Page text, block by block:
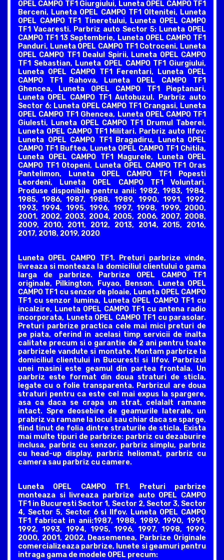
OPEL CAMPO TF1 Giurgiului, Luneta OPEL CAMPO TF1
Berceni, Luneta OPEL CAMPO TF1 Oltenitei, Luneta
OPEL CAMPO TF1 Tineretului, Luneta OPEL CAMPO
TF1 Vacaresti. Parbriz auto Sector 5: Luneta OPEL
CAMPO TF1 13 Septembrie, Luneta OPEL CAMPO TF1
Panduri, Luneta OPEL CAMPO TF1 Cotroceni, Luneta
OPEL CAMPO TF1 Dealul Spirii, Luneta OPEL CAMPO
TF1 Sebastian, Luneta OPEL CAMPO TF1 Giurgiului,
Luneta OPEL CAMPO TF1 Ferentari, Luneta OPEL
CAMPO TF1 Rahova, Luneta OPEL CAMPO TF1
Ghencea, Luneta OPEL CAMPO TF1 Pieptanari,
Luneta OPEL CAMPO TF1 Autobuzul. Parbriz auto
Sector 6: Luneta OPEL CAMPO TF1 Crangasi, Luneta
OPEL CAMPO TF1 Ghencea, Luneta OPEL CAMPO TF1
Giulesti, Luneta OPEL CAMPO TF1 Drumul Taberei,
Luneta OPEL CAMPO TF1 Militari. Parbriz auto Ilfov:
Luneta OPEL CAMPO TF1 Bragadiru, Luneta OPEL
CAMPO TF1 Buftea, Luneta OPEL CAMPO TF1 Chitila,
Luneta OPEL CAMPO TF1 Magurele, Luneta OPEL
CAMPO TF1 Otopeni, Luneta OPEL CAMPO TF1 Oras
Pantelimon, Luneta OPEL CAMPO TF1 Popesti
Leordeni, Luneta OPEL CAMPO TF1 Voluntari.
Produse disponibile pentru anii: 1982, 1983, 1984,
1985, 1986, 1987, 1988, 1989, 1990, 1991, 1992,
1993, 1994, 1995, 1996, 1997, 1998, 1999, 2000,
2001, 2002, 2003, 2004, 2005, 2006, 2007, 2008,
2009, 2010, 2011, 2012, 2013, 2014, 2015, 2016,
2017, 2018, 2019, 2020
Luneta OPEL CAMPO TF1. Preturi parbrize vinde,
livreaza si monteaza la domiciliul clientului o gama
larga de parbrize. Parbrize OPEL CAMPO TF1
originale, Pilkington, Fuyao, Benson. Luneta OPEL
CAMPO TF1 cu senzor de ploaie, Luneta OPEL CAMPO
TF1 cu senzor lumina, Luneta OPEL CAMPO TF1 cu
incalzire, Luneta OPEL CAMPO TF1 cu antena radio
incorporata, Luneta OPEL CAMPO TF1 cu parasolar.
Preturi parbrize practica cele mai mici preturi de
pe piata, oferind in acelasi timp servicii de inalta
calitate precum si o garantie de 2 ani pentru toate
parbrizele vandute si montate. Montam parbrize la
domiciliul clientului in Bucuresti si Ilfov. Parbrizul
unei masini este geamul din partea frontala. Un
parbriz este format din doua straturi de sticla,
legate cu o folie transparenta. Parbrizul are doua
straturi pentru ca este cel mai expus la spargere,
asa ca daca se crapa un strat, celalalt ramane
intact. Spre deosebire de geamurile laterale, un
prabriz va ramane la locul sau chiar daca se sparge,
fiind tinut de folia dintre straturile de sticla. Exista
mai multe tipuri de parbrize: parbriz cu dezaburire
inclusa, parbriz cu senzor, parbriz simplu, parbriz
cu head-up display, parbriz heliomat, parbriz cu
camera sau parbriz cu camere.
Luneta OPEL CAMPO TF1. Preturi parbrize
monteaza si livreaza parbrize auto OPEL CAMPO
TF1 in Bucuresti Sector 1, Sector 2, Sector 3, Sector
4, Sector 5, Sector 6 si Ilfov. Luneta OPEL CAMPO
TF1 fabricat in anii:1987, 1988, 1989, 1990, 1991,
1992, 1993, 1994, 1995, 1996, 1997, 1998, 1999,
2000, 2001, 2002, Deasemenea, Parbrize Originale
comercializeaza parbrize, lunete si geamuri pentru
intraga gama de modele OPEL precum: